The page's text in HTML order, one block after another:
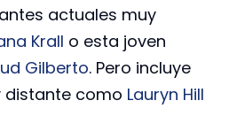
actuales muy
Krall o esta joven
Gilberto. Pero incluye
distante como Lauryn Hill